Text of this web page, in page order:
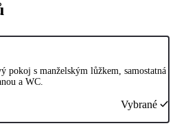
pokoj s manželským lůžkem, samostatná
a WC.
Vybrané